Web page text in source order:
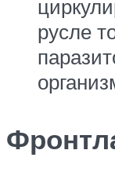
русле